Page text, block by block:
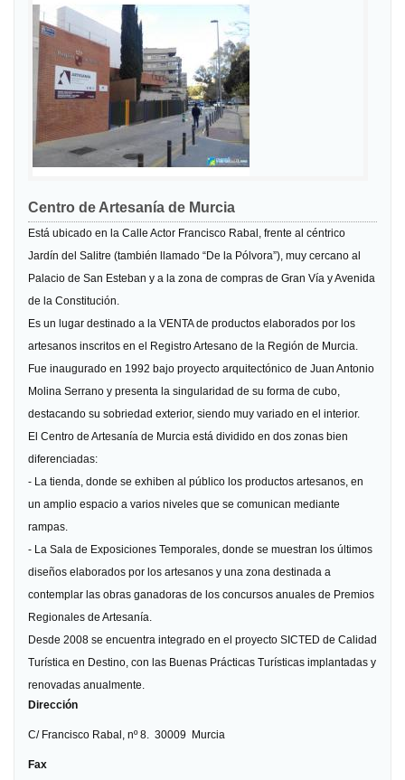
Centro de Artesanía de Murcia
Está ubicado en la Calle Actor Francisco Rabal, frente al céntrico
Jardín del Salitre (también llamado “De la Pólvora”), muy cercano al
Palacio de San Esteban y a la zona de compras de Gran Vía y Avenida
de la Constitución.
Es un lugar destinado a la VENTA de productos elaborados por los
artesanos inscritos en el Registro Artesano de la Región de Murcia.
Fue inaugurado en 1992 bajo proyecto arquitectónico de Juan Antonio
Molina Serrano y presenta la singularidad de su forma de cubo,
destacando su sobriedad exterior, siendo muy variado en el interior.
El Centro de Artesanía de Murcia está dividido en dos zonas bien
diferenciadas:
- La tienda, donde se exhiben al público los productos artesanos, en
un amplio espacio a varios niveles que se comunican mediante
rampas.
- La Sala de Exposiciones Temporales, donde se muestran los últimos
diseños elaborados por los artesanos y una zona destinada a
contemplar las obras ganadoras de los concursos anuales de Premios
Regionales de Artesanía.
Desde 2008 se encuentra integrado en el proyecto SICTED de Calidad
Turística en Destino, con las Buenas Prácticas Turísticas implantadas y
renovadas anualmente.
Dirección
C/ Francisco Rabal, nº 8 30009 Murcia
Fax